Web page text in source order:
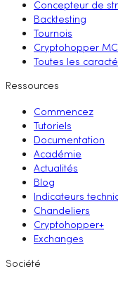
Concepteur de
Backtesting
Tournois
Cryptohopper
Toutes les
Ressources
Commencez
Tutoriels
Documentation
Académie
Actualités
Blog
Indicateurs
Chandeliers
Cryptohopper+
Exchanges
Société